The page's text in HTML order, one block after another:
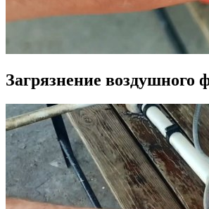
Загрязнение воздушного